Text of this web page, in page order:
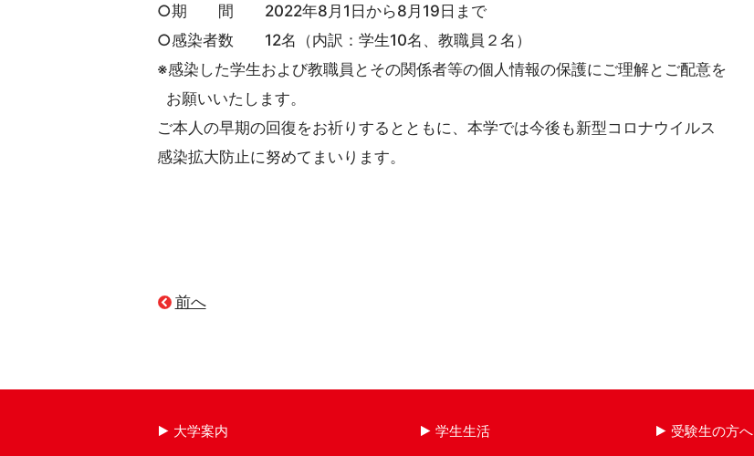
○期 間 2022年8月1日から8月19日まで
○感染者数 12名（内訳：学生10名、教職員２名）
※感染した学生および教職員とその関係者等の個人情報の保護にご理解とご配意を
お願いいたします。
ご本人の早期の回復をお祈りするとともに、本学では今後も新型コロナウイルス
感染拡大防止に努めてまいります。
前へ
大学案内
学生生活
受験生の方へ